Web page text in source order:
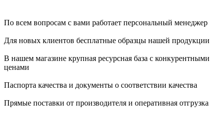
По всем вопросам с вами работает персональный менеджер
Для новых клиентов бесплатные образцы нашей продукции
В нашем магазине крупная ресурсная база с конкурентными
ценами
Паспорта качества и документы о соответствии качества
Прямые поставки от производителя и оперативная отгрузка